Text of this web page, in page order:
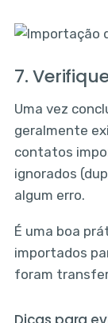
7.
Uma vez
geralmente
contatos
ignorados
algum erro.
É uma boa
importados
foram